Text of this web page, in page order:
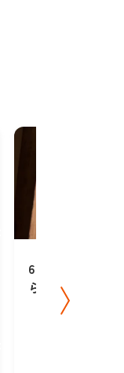
6月12日(火) 臨
らせ